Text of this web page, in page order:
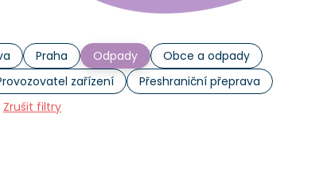
Praha Odpady
Obce a odpady
zařízení
Přeshraniční přeprava
Zrušit filtry